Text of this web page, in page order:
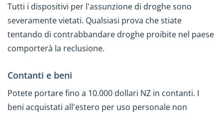
Tutti i dispositivi per l'assunzione di droghe sono
severamente vietati. Qualsiasi prova che stiate
tentando di contrabbandare droghe proibite nel paese
comporterà la reclusione.
Contanti e beni
Potete portare fino a 10.000 dollari NZ in contanti. I
beni acquistati all'estero per uso personale non